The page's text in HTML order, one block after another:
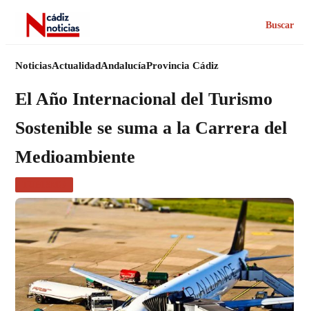
Buscar
NoticiasActualidadAndalucíaProvincia Cádiz
El Año Internacional del Turismo
Sostenible se suma a la Carrera del
Medioambiente